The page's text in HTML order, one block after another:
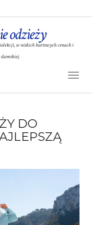
odzieży
w niskich hurtowych cenach i
DO